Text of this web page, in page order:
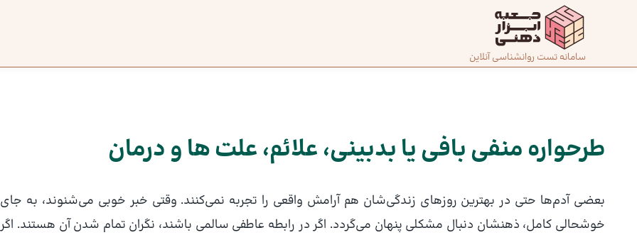
سامانه تست روانشناسی آنلاین
صفحه
ما
با ما
طرحواره منفی بافی یا بدبینی، علائم، علت ها و درمان
بعضی آدم‌ها حتی در بهترین روزهای زندگی‌شان هم آرامش واقعی را تجربه نمی‌کنند. وقتی خبر خوبی می‌شنوند، به جای
خوشحالی کامل، ذهنشان دنبال مشکلی پنهان می‌گردد. اگر در رابطه عاطفی سالمی باشند، نگران تمام شدن آن هستند. اگر
پیمایش